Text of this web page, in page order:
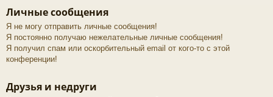
Личные сообщения
Я не могу отправить личные сообщения!
Я постоянно получаю нежелательные личные сообщения!
Я получил спам или оскорбительный email от кого-то с этой
конференции!
Друзья и недруги